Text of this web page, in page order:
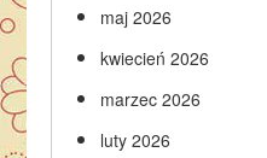
maj 2026
kwiecień 2026
marzec 2026
luty 2026